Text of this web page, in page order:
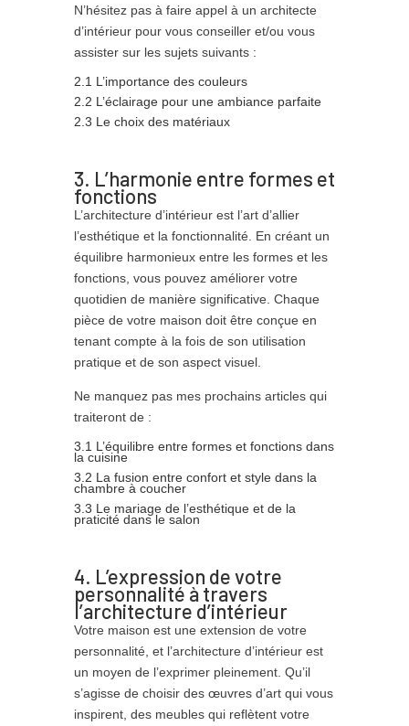
N’hésitez pas à faire appel à un architecte
d’intérieur pour vous conseiller et/ou vous
assister sur les sujets suivants :
2.1 L’importance des couleurs
2.2 L’éclairage pour une ambiance parfaite
2.3 Le choix des matériaux
3. L’harmonie entre formes et
fonctions
L’architecture d’intérieur est l’art d’allier
l’esthétique et la fonctionnalité. En créant un
équilibre harmonieux entre les formes et les
fonctions, vous pouvez améliorer votre
quotidien de manière significative. Chaque
pièce de votre maison doit être conçue en
tenant compte à la fois de son utilisation
pratique et de son aspect visuel.
Ne manquez pas mes prochains articles qui
traiteront de :
3.1 L’équilibre entre formes et fonctions dans
la cuisine
3.2 La fusion entre confort et style dans la
chambre à coucher
3.3 Le mariage de l’esthétique et de la
praticité dans le salon
4. L’expression de votre
personnalité à travers
l’architecture d’intérieur
Votre maison est une extension de votre
personnalité, et l’architecture d’intérieur est
un moyen de l’exprimer pleinement. Qu’il
s’agisse de choisir des œuvres d’art qui vous
inspirent, des meubles qui reflètent votre